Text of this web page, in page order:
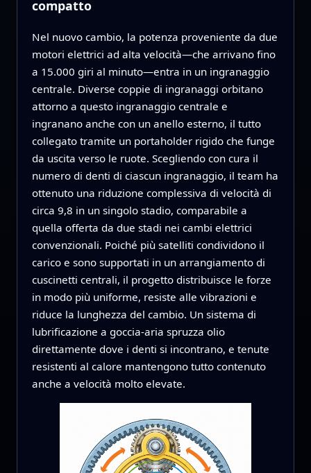
compatto
Nel nuovo cambio, la potenza proveniente da due
motori elettrici ad alta velocità—che arrivano fino
a 15.000 giri al minuto—entra in un ingranaggio
centrale. Diverse coppie di ingranaggi orbitano
attorno a questo ingranaggio centrale e
ingranano anche con un anello esterno, il tutto
collegato tramite un portaholder rigido che funge
da uscita verso le ruote. Scegliendo con cura il
numero di denti di ciascun ingranaggio, il team ha
ottenuto una riduzione complessiva di velocità di
circa 9,8 in un singolo stadio, comparabile a
quella offerta da due stadi nei cambi elettrici
convenzionali. Poiché più satelliti condividono il
carico e sono supportati in un arrangiamento di
cuscinetti centrali, il progetto distribuisce le forze
in modo più uniforme, resiste alle vibrazioni e
riduce la lunghezza del cambio. Un sistema di
lubrificazione a goccia-aria spruzza olio
direttamente dove i denti si incontrano, e tenute
resistenti al calore mantengono tutto contenuto
anche a velocità molto elevate.